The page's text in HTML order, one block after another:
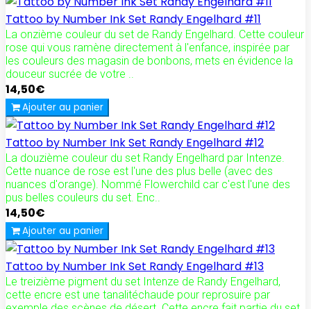
Tattoo by Number Ink Set Randy Engelhard #11
La onzième couleur du set de Randy Engelhard. Cette couleur
rose qui vous ramène directement à l'enfance, inspirée par
les couleurs des magasin de bonbons, mets en évidence la
douceur sucrée de votre ..
14,50€
Ajouter au panier
Tattoo by Number Ink Set Randy Engelhard #12
La douzième couleur du set Randy Engelhard par Intenze.
Cette nuance de rose est l'une des plus belle (avec des
nuances d'orange). Nommé Flowerchild car c'est l'une des
pus belles couleurs du set. Enc..
14,50€
Ajouter au panier
Tattoo by Number Ink Set Randy Engelhard #13
Le treizième pigment du set Intenze de Randy Engelhard,
cette encre est une tanalitéchaude pour reprosuire par